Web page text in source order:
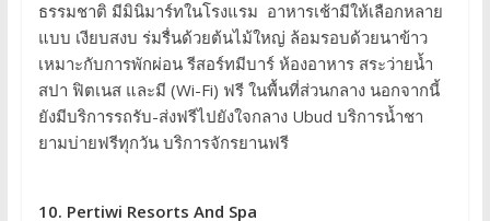
ธรรมชาติ มีมินิมาร์ทในโรงแรม อาหารเช้ามีให้เลือกหลาย
แบบ เงียบสงบ ร่มรื่นด้วยต้นไม้ใหญ่ ล้อมรอบด้วยนาข้าว
เหมาะกับการพักผ่อน รีสอร์ทมีบาร์ ห้องอาหาร สระว่ายน้ำ
สปา ฟิตเนส และมี (Wi-Fi) ฟรี ในพื้นที่ส่วนกลาง นอกจากนี้
ยังมีบริการรถรับ-ส่งฟรีไปยังใจกลาง Ubud บริการน้ำชา
ยามบ่ายฟรีทุกวัน บริการจักรยานฟรี
10. Pertiwi Resorts And Spa